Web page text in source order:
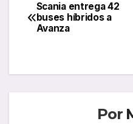
Navegación
de
Scania entrega 42
buses híbridos a
Avanza
Por